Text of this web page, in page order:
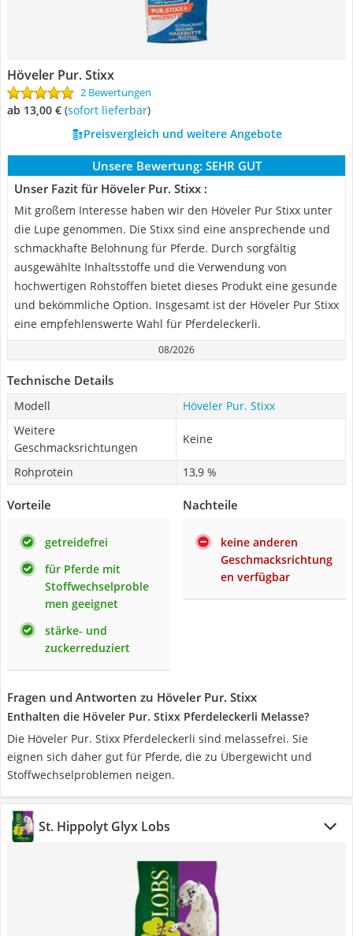
Höveler Pur. Stixx
2 Bewertungen
ab 13,00 € ( Sofort lieferbar)
Preisvergleich und weitere Angebote
Unsere Bewertung: SEHR GUT
Unser Fazit für Höveler Pur. Stixx :
Mit großem Interesse haben wir den Höveler Pur Stixx unter
die Lupe genommen. Die Stixx sind eine ansprechende und
schmackhafte Belohnung für Pferde. Durch sorgfältig
ausgewählte Inhaltsstoffe und die Verwendung von
hochwertigen Rohstoffen bietet dieses Produkt eine gesunde
und bekömmliche Option. Insgesamt ist der Höveler Pur Stixx
eine empfehlenswerte Wahl für Pferdeleckerli.
08/2026
Technische Details
Modell
Höveler Pur. Stixx
Weitere
Geschmacksrichtungen
Keine
Rohprotein 13,9 %
Vorteile
getreidefrei
für Pferde mit
Stoffwechselproble
men geeignet
stärke- und
zuckerreduziert
Nachteile
keine anderen
Geschmacksrichtung
en verfügbar
Fragen und Antworten zu Höveler Pur. Stixx
Enthalten die Höveler Pur. Stixx Pferdeleckerli Melasse?
Die Höveler Pur. Stixx Pferdeleckerli sind melassefrei. Sie
eignen sich daher gut für Pferde, die zu Übergewicht und
Stoffwechselproblemen neigen.
St. Hippolyt Glyx Lobs